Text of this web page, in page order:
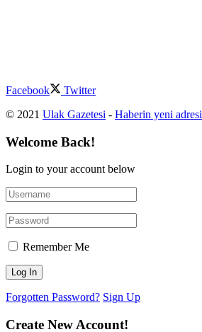
Facebook
Twitter
© 2021 Ulak Gazetesi - Haberin yeni adresi
Welcome Back!
Login to your account below
Remember Me
Forgotten Password? Sign Up
Create New Account!